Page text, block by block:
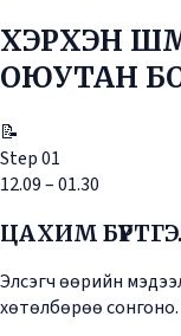
ХЭРХЭН
ОЮУТАН
📝
Step01
12.09 – 01.30
ЦАХИМ
Элсэгч өөрийн
хөтөлбөрөө сонгоно.